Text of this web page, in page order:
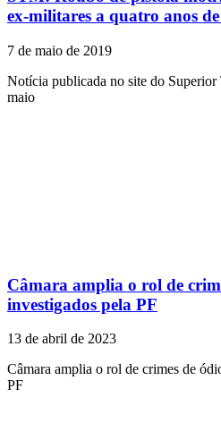
ex-militares a quatro anos
7 de maio de 2019
Notícia publicada no site do
maio
Câmara amplia o rol de
investigados pela PF
13 de abril de 2023
Câmara amplia o rol de crimes de
PF